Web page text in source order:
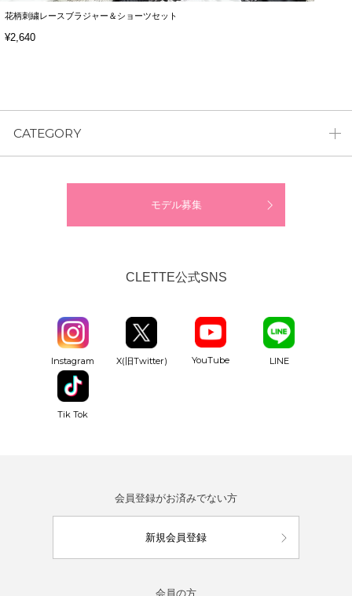
花柄刺繍レースブラジャー＆ショーツセット
¥2,640
CATEGORY
モデル募集
CLETTE公式SNS
Instagram X(旧Twitter) YouTube LINE
Tik Tok
会員登録がお済みでない方
新規会員登録
会員の方